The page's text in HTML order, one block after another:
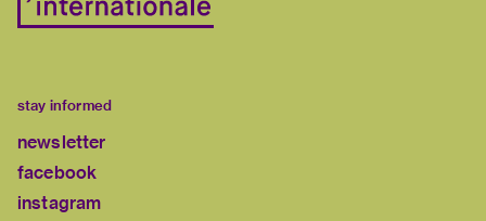
stay informed
newsletter
facebook
instagram